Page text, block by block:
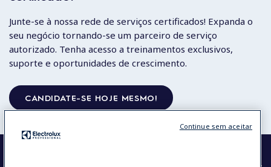
Junte-se à nossa rede de serviços certificados! Expanda o
seu negócio tornando-se um parceiro de serviço
autorizado. Tenha acesso a treinamentos exclusivos,
suporte e oportunidades de crescimento.
CANDIDATE-SE HOJE MESMO!
Continue sem aceitar